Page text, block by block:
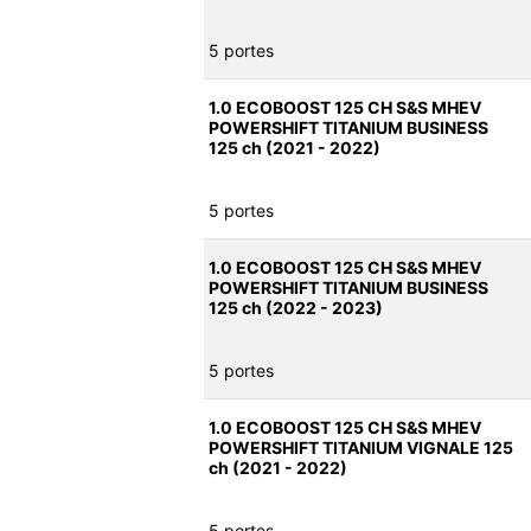
5 portes
1.0 ECOBOOST 125 CH S&S MHEV
POWERSHIFT TITANIUM BUSINESS
125 ch (2021 - 2022)
5 portes
1.0 ECOBOOST 125 CH S&S MHEV
POWERSHIFT TITANIUM BUSINESS
125 ch (2022 - 2023)
5 portes
1.0 ECOBOOST 125 CH S&S MHEV
POWERSHIFT TITANIUM VIGNALE 125
ch (2021 - 2022)